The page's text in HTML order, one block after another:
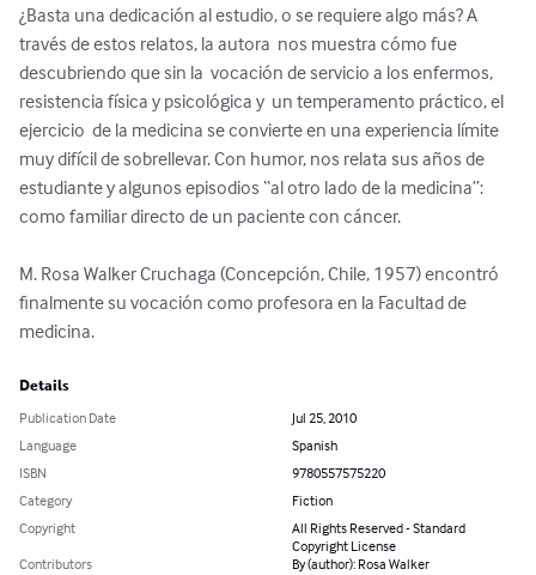
¿Basta una dedicación al estudio, o se requiere algo más? A
través de estos relatos, la autora  nos muestra cómo fue
descubriendo que sin la  vocación de servicio a los enfermos,
resistencia física y psicológica y  un temperamento práctico, el
ejercicio  de la medicina se convierte en una experiencia límite
muy difícil de sobrellevar. Con humor, nos relata sus años de
estudiante y algunos episodios “al otro lado de la medicina”:
como familiar directo de un paciente con cáncer.
M. Rosa Walker Cruchaga (Concepción, Chile, 1957) encontró
finalmente su vocación como profesora en la Facultad de
medicina.
Details
Publication Date
Jul 25, 2010
Language
Spanish
ISBN
9780557575220
Category
Fiction
Copyright
All Rights Reserved - Standard
Copyright License
Contributors
By (author): Rosa Walker